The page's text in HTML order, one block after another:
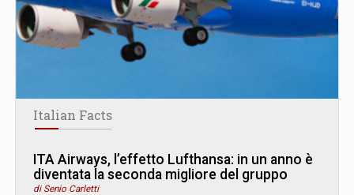
Italian Facts
ITA Airways, l’effetto Lufthansa: in un anno è
diventata la seconda migliore del gruppo
di Senio Carletti